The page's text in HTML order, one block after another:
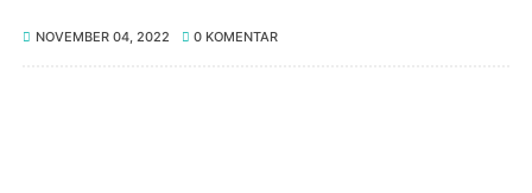
NOVEMBER 04, 2022 0 KOMENTAR